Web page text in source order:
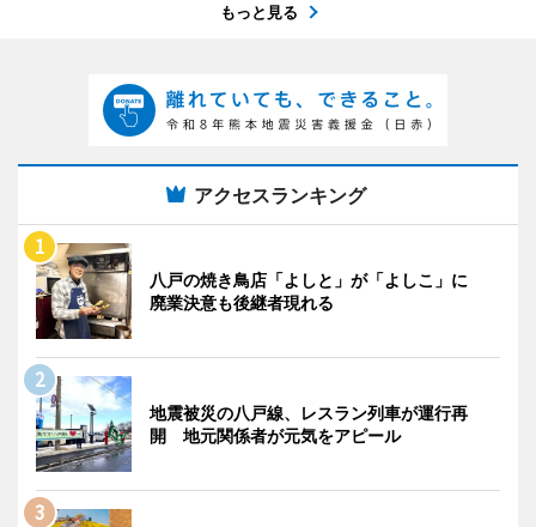
もっと見る
アクセスランキング
八戸の焼き鳥店「よしと」が「よしこ」に
廃業決意も後継者現れる
地震被災の八戸線、レスラン列車が運行再
開 地元関係者が元気をアピール